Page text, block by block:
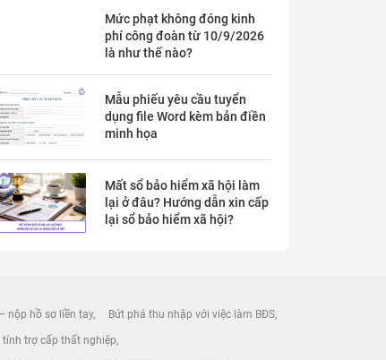
Mức phạt không đóng kinh
phí công đoàn từ 10/9/2026
là như thế nào?
Mẫu phiếu yêu cầu tuyển
dụng file Word kèm bản điền
minh họa
Mất sổ bảo hiểm xã hội làm
lại ở đâu? Hướng dẫn xin cấp
lại sổ bảo hiểm xã hội?
nộp hồ sơ liền tay Bứt phá thu nhập với việc làm BĐS
tính trợ cấp thất nghiệp